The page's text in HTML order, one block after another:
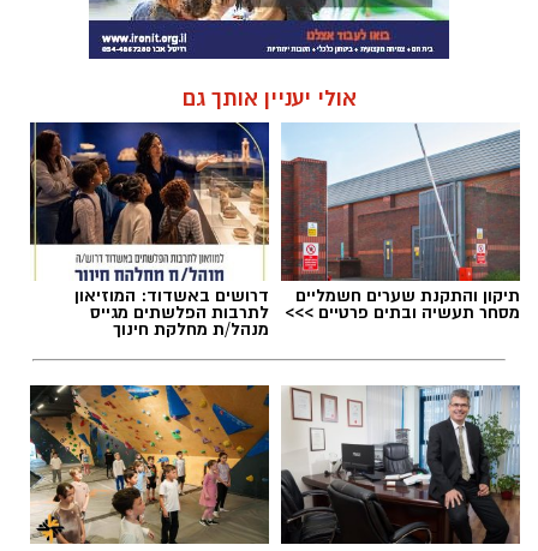
אולי יעניין אותך גם
תיקון והתקנת שערים חשמליים
מסחר תעשיה ובתים פרטיים >>>
דרושים באשדוד: המוזיאון
לתרבות הפלשתים מגייס
מנהל/ת מחלקת חינוך